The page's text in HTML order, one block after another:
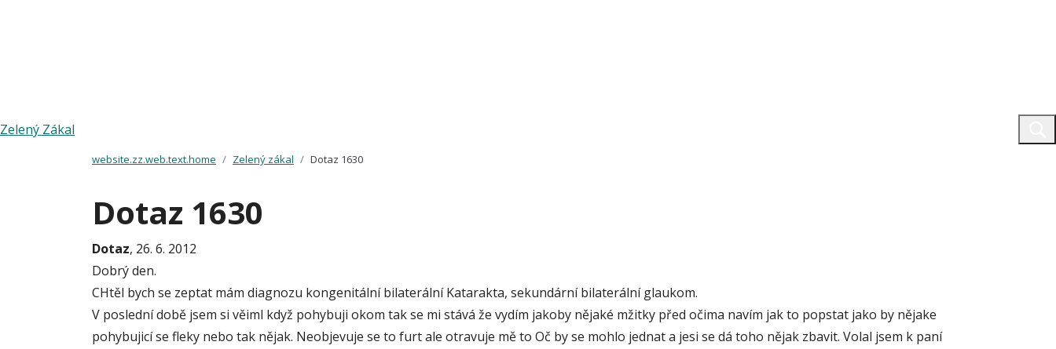
Zelený Zákal
website.zz.web.text.home Zelený zákal Dotaz 1630
Dotaz 1630
Dotaz, 26. 6. 2012
Dobrý den.
CHtěl bych se zeptat mám diagnozu kongenitální bilaterální Katarakta, sekundární bilaterální glaukom.
V poslední době jsem si věiml když pohybuji okom tak se mi stává že vydím jakoby nějaké mžitky před očima navím jak to popstat jako by nějake
pohybujicí se fleky nebo tak nějak. Neobjevuje se to furt ale otravuje mě to Oč by se mohlo jednat a jesi se dá toho nějak zbavit. Volal jsem k paní